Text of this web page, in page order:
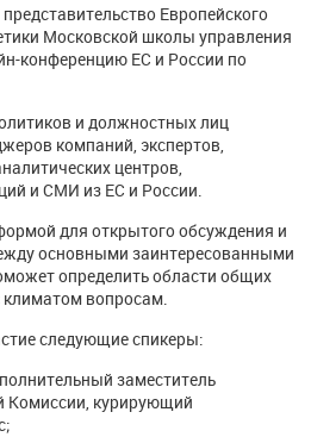
Европейского
Московской школы управления
конференцию ЕС и России по
и должностных лиц
компаний, экспертов,
центров,
и СМИ из ЕС и России.
для открытого обсуждения и
основными заинтересованными
определить области общих
вопросам.
следующие спикеры:
заместитель
Комиссии, курирующий